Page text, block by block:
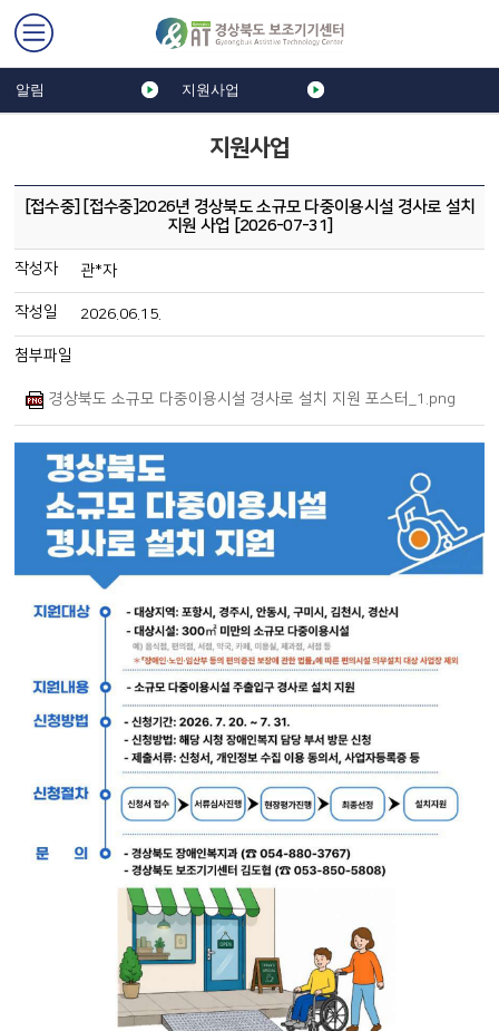
지원사업
알림 지원사업
[접수중] [접수중]2026년 경상북도 소규모 다중이용시설 경사로 설치
지원 사업 [2026-07-31]
작성자 관*자
작성일 2026.06.15.
첨부파일
경상북도 소규모 다중이용시설 경사로 설치 지원 포스터_1.png